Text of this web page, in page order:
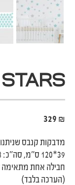
STARS
329 ₪
מדבקות קנבס
39*120 ס״מ, סה״כ: 128 מדבקות.
(הערכה בלבד)